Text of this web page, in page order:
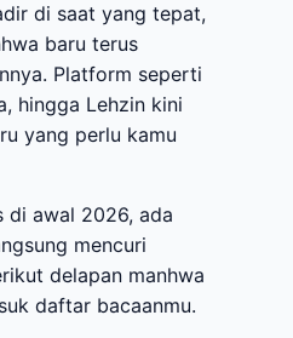
di saat yang tepat,
baru terus
Platform seperti
hingga Lehzin kini
yang perlu kamu
di awal 2026, ada
mencuri
delapan manhwa
daftar bacaanmu.